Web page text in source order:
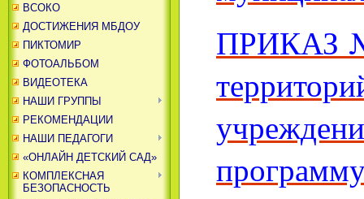
ВСОКО
ДОСТИЖЕНИЯ МБДОУ
ПИКТОМИР
ФОТОАЛЬБОМ
ВИДЕОТЕКА
НАШИ ГРУППЫ
РЕКОМЕНДАЦИИ
НАШИ ПЕДАГОГИ
«ОНЛАЙН ДЕТСКИЙ САД»
КОМПЛЕКСНАЯ
БЕЗОПАСНОСТЬ
ПРИКАЗ №